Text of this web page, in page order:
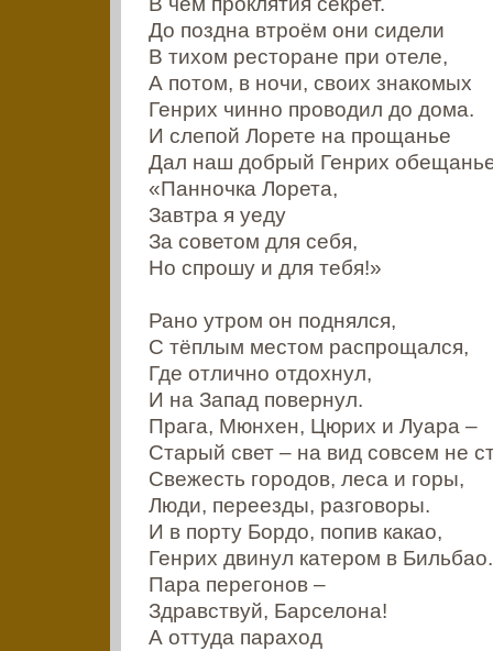
До поздна втроём они сидели
В тихом ресторане при отеле,
А потом, в ночи, своих знакомых
Генрих чинно проводил до дома.
И слепой Лорете на прощанье
Дал наш добрый Генрих
«Панночка Лорета,
Завтра я уеду
За советом для себя,
Но спрошу и для тебя!»
Рано утром он поднялся,
С тёплым местом распрощался,
Где отлично отдохнул,
И на Запад повернул.
Прага, Мюнхен, Цюрих и Луара –
Старый свет – на вид совсем не
Свежесть городов, леса и горы,
Люди, переезды, разговоры.
И в порту Бордо, попив какао,
Генрих двинул катером в Бильбао.
Пара перегонов –
Здравствуй, Барселона!
А оттуда параход